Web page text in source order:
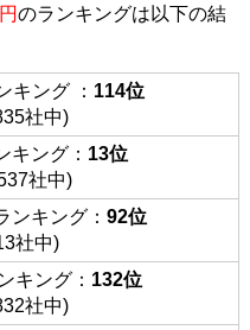
のランキングは以下の結
キング ： 114位
社中)
キング： 13位
社中)
ンキング： 92位
社中)
キング： 132位
社中)